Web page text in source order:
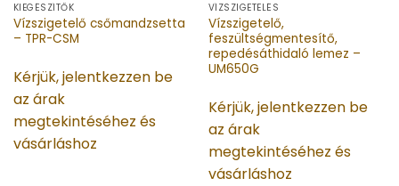
KIEGÉSZÍTŐK
Vízszigetelő csőmandzsetta
– TPR-CSM
Kérjük, jelentkezzen be
az árak
megtekintéséhez és
vásárláshoz
VÍZSZIGETELÉS
Vízszigetelő,
feszültségmentesítő,
repedésáthidaló lemez –
UM650G
Kérjük, jelentkezzen be
az árak
megtekintéséhez és
vásárláshoz